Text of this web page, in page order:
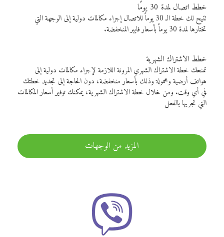
خطط اتصال لمدة 30 يومًا
تتيح لك خطة الـ 30 يوماً للاتصال إجراء مكالمات دولية إلى الوجهة التي
تختارها لمدة 30 يوماً بأسعار فايبر المنخفضة.
خطط الاشتراك الشهرية
تمنحك خطة الاشتراك الشهري المرونة اللازمة لإجراء مكالمات دولية إلى
هواتف أرضية ومحمولة وذلك بأسعار منخفضة، دون الحاجة إلى تجديد خطتك
في أي وقت. ومن خلال خطة الاشتراك الشهرية، يمكنك توفير أسعار المكالمات
التي تجريها بالفعل
المزيد من الوجهات